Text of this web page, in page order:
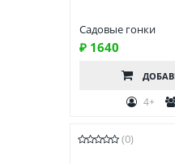
Садовые гонки
₽ 1640
4+
(0)